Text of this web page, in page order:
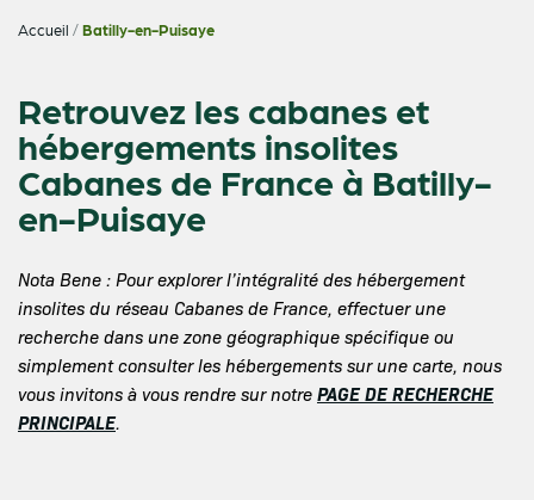
Accueil /Batilly-en-Puisaye
Retrouvez les cabanes et
hébergements insolites
Cabanes de France à Batilly-
en-Puisaye
Nota Bene : Pour explorer l’intégralité des hébergement
insolites du réseau Cabanes de France, effectuer une
recherche dans une zone géographique spécifique ou
simplement consulter les hébergements sur une carte, nous
vous invitons à vous rendre sur notre PAGE DE RECHERCHE
PRINCIPALE.